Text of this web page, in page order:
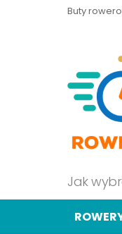
Buty
Jak